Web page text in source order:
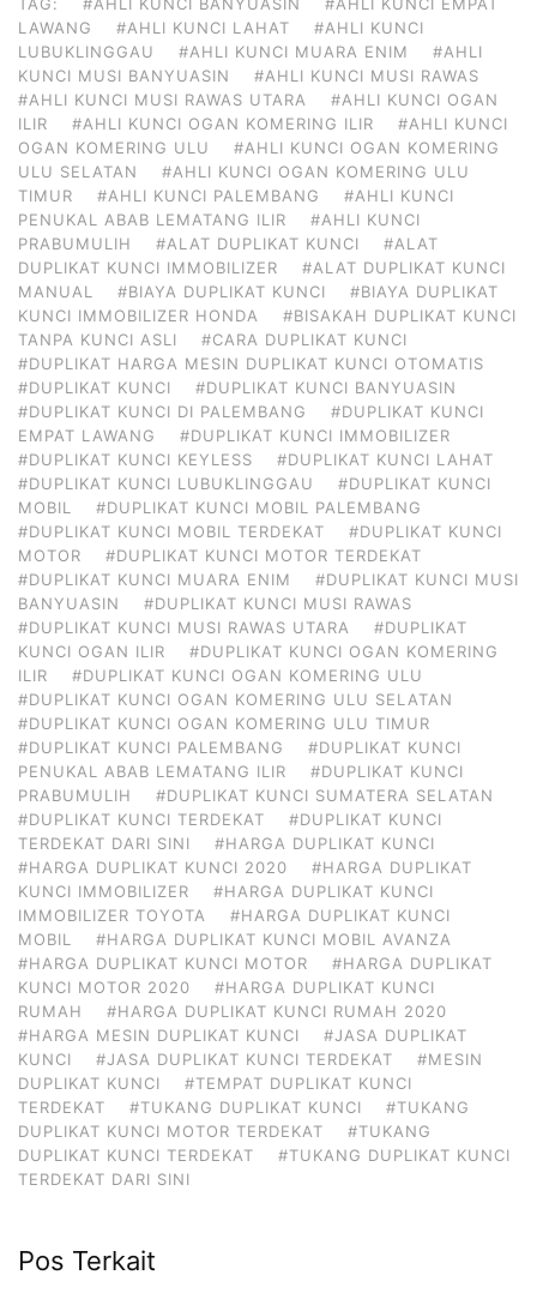
LAWANG
#AHLI KUNCI LAHAT
#AHLI KUNCI
LUBUKLINGGAU
#AHLI KUNCI MUARA ENIM
#AHLI
KUNCI MUSI BANYUASIN
#AHLI KUNCI MUSI RAWAS
#AHLI KUNCI MUSI RAWAS UTARA
#AHLI KUNCI OGAN
ILIR
#AHLI KUNCI OGAN KOMERING ILIR
#AHLI KUNCI
OGAN KOMERING ULU
#AHLI KUNCI OGAN KOMERING
ULU SELATAN
#AHLI KUNCI OGAN KOMERING ULU
TIMUR
#AHLI KUNCI PALEMBANG
#AHLI KUNCI
PENUKAL ABAB LEMATANG ILIR
#AHLI KUNCI
PRABUMULIH
#ALAT DUPLIKAT KUNCI
#ALAT
DUPLIKAT KUNCI IMMOBILIZER
#ALAT DUPLIKAT KUNCI
MANUAL
#BIAYA DUPLIKAT KUNCI
#BIAYA DUPLIKAT
KUNCI IMMOBILIZER HONDA
#BISAKAH DUPLIKAT KUNCI
TANPA KUNCI ASLI
#CARA DUPLIKAT KUNCI
#DUPLIKAT HARGA MESIN DUPLIKAT KUNCI OTOMATIS
#DUPLIKAT KUNCI
#DUPLIKAT KUNCI BANYUASIN
#DUPLIKAT KUNCI DI PALEMBANG
#DUPLIKAT KUNCI
EMPAT LAWANG
#DUPLIKAT KUNCI IMMOBILIZER
#DUPLIKAT KUNCI KEYLESS
#DUPLIKAT KUNCI LAHAT
#DUPLIKAT KUNCI LUBUKLINGGAU
#DUPLIKAT KUNCI
MOBIL
#DUPLIKAT KUNCI MOBIL PALEMBANG
#DUPLIKAT KUNCI MOBIL TERDEKAT
#DUPLIKAT KUNCI
MOTOR
#DUPLIKAT KUNCI MOTOR TERDEKAT
#DUPLIKAT KUNCI MUARA ENIM
#DUPLIKAT KUNCI MUSI
BANYUASIN
#DUPLIKAT KUNCI MUSI RAWAS
#DUPLIKAT KUNCI MUSI RAWAS UTARA
#DUPLIKAT
KUNCI OGAN ILIR
#DUPLIKAT KUNCI OGAN KOMERING
ILIR
#DUPLIKAT KUNCI OGAN KOMERING ULU
#DUPLIKAT KUNCI OGAN KOMERING ULU SELATAN
#DUPLIKAT KUNCI OGAN KOMERING ULU TIMUR
#DUPLIKAT KUNCI PALEMBANG
#DUPLIKAT KUNCI
PENUKAL ABAB LEMATANG ILIR
#DUPLIKAT KUNCI
PRABUMULIH
#DUPLIKAT KUNCI SUMATERA SELATAN
#DUPLIKAT KUNCI TERDEKAT
#DUPLIKAT KUNCI
TERDEKAT DARI SINI
#HARGA DUPLIKAT KUNCI
#HARGA DUPLIKAT KUNCI 2020
#HARGA DUPLIKAT
KUNCI IMMOBILIZER
#HARGA DUPLIKAT KUNCI
IMMOBILIZER TOYOTA
#HARGA DUPLIKAT KUNCI
MOBIL
#HARGA DUPLIKAT KUNCI MOBIL AVANZA
#HARGA DUPLIKAT KUNCI MOTOR
#HARGA DUPLIKAT
KUNCI MOTOR 2020
#HARGA DUPLIKAT KUNCI
RUMAH
#HARGA DUPLIKAT KUNCI RUMAH 2020
#HARGA MESIN DUPLIKAT KUNCI
#JASA DUPLIKAT
KUNCI
#JASA DUPLIKAT KUNCI TERDEKAT
#MESIN
DUPLIKAT KUNCI
#TEMPAT DUPLIKAT KUNCI
TERDEKAT
#TUKANG DUPLIKAT KUNCI
#TUKANG
DUPLIKAT KUNCI MOTOR TERDEKAT
#TUKANG
DUPLIKAT KUNCI TERDEKAT
#TUKANG DUPLIKAT KUNCI
TERDEKAT DARI SINI
Pos Terkait